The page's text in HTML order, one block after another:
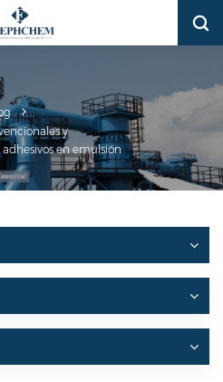
y
en emulsión